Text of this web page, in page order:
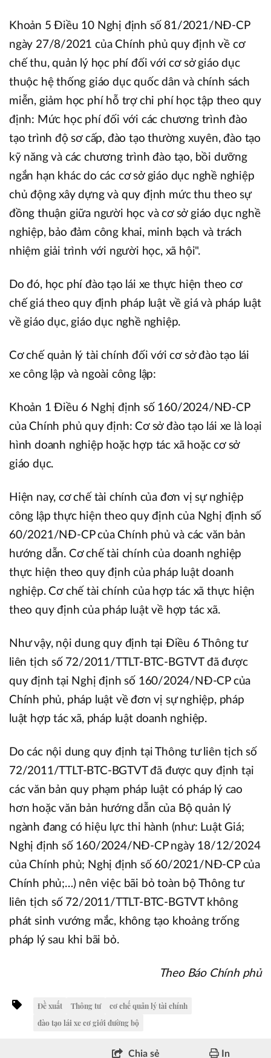
Khoản 5 Điều 10 Nghị định số 81/2021/NĐ-CP
ngày 27/8/2021 của Chính phủ quy định về cơ
chế thu, quản lý học phí đối với cơ sở giáo dục
thuộc hệ thống giáo dục quốc dân và chính sách
miễn, giảm học phí hỗ trợ chi phí học tập theo quy
định: Mức học phí đối với các chương trình đào
tạo trình độ sơ cấp, đào tạo thường xuyên, đào tạo
kỹ năng và các chương trình đào tạo, bồi dưỡng
ngắn hạn khác do các cơ sở giáo dục nghề nghiệp
chủ động xây dựng và quy định mức thu theo sự
đồng thuận giữa người học và cơ sở giáo dục nghề
nghiệp, bảo đảm công khai, minh bạch và trách
nhiệm giải trình với người học, xã hội".
Do đó, học phí đào tạo lái xe thực hiện theo cơ
chế giá theo quy định pháp luật về giá và pháp luật
về giáo dục, giáo dục nghề nghiệp.
Cơ chế quản lý tài chính đối với cơ sở đào tạo lái
xe công lập và ngoài công lập:
Khoản 1 Điều 6 Nghị định số 160/2024/NĐ-CP
của Chính phủ quy định: Cơ sở đào tạo lái xe là loại
hình doanh nghiệp hoặc hợp tác xã hoặc cơ sở
giáo dục.
Hiện nay, cơ chế tài chính của đơn vị sự nghiệp
công lập thực hiện theo quy định của Nghị định số
60/2021/NĐ-CP của Chính phủ và các văn bản
hướng dẫn. Cơ chế tài chính của doanh nghiệp
thực hiện theo quy định của pháp luật doanh
nghiệp. Cơ chế tài chính của hợp tác xã thực hiện
theo quy định của pháp luật về hợp tác xã.
Như vậy, nội dung quy định tại Điều 6 Thông tư
liên tịch số 72/2011/TTLT-BTC-BGTVT đã được
quy định tại Nghị định số 160/2024/NĐ-CP của
Chính phủ, pháp luật về đơn vị sự nghiệp, pháp
luật hợp tác xã, pháp luật doanh nghiệp.
Do các nội dung quy định tại Thông tư liên tịch số
72/2011/TTLT-BTC-BGTVT đã được quy định tại
các văn bản quy phạm pháp luật có pháp lý cao
hơn hoặc văn bản hướng dẫn của Bộ quản lý
ngành đang có hiệu lực thi hành (như: Luật Giá;
Nghị định số 160/2024/NĐ-CP ngày 18/12/2024
của Chính phủ; Nghị định số 60/2021/NĐ-CP của
Chính phủ;…) nên việc bãi bỏ toàn bộ Thông tư
liên tịch số 72/2011/TTLT-BTC-BGTVT không
phát sinh vướng mắc, không tạo khoảng trống
pháp lý sau khi bãi bỏ.
Theo Báo Chính phủ
Đề xuất Thông tư
cơ chế quản lý tài chính
đào tạo lái xe cơ giới đường bộ
Chia sẻ In